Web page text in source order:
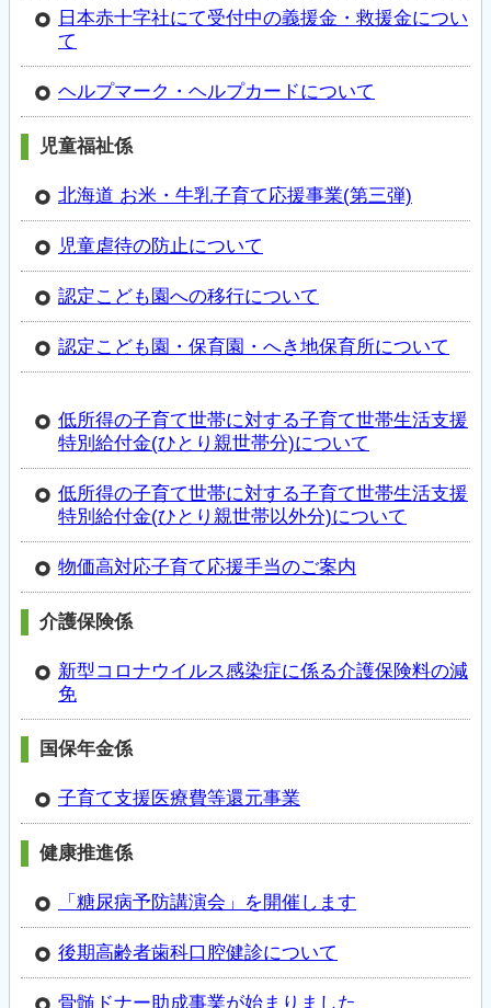
日本赤十字社にて受付中の義援金・救援金につい
て
ヘルプマーク・ヘルプカードについて
児童福祉係
北海道 お米・牛乳子育て応援事業(第三弾)
児童虐待の防止について
認定こども園への移行について
認定こども園・保育園・へき地保育所について
低所得の子育て世帯に対する子育て世帯生活支援
特別給付金(ひとり親世帯分)について
低所得の子育て世帯に対する子育て世帯生活支援
特別給付金(ひとり親世帯以外分)について
物価高対応子育て応援手当のご案内
介護保険係
新型コロナウイルス感染症に係る介護保険料の減
免
国保年金係
子育て支援医療費等還元事業
健康推進係
「糖尿病予防講演会」を開催します
後期高齢者歯科口腔健診について
骨髄ドナー助成事業が始まりました